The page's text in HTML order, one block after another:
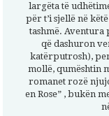
largëta të
për t’i sjellë në
tashmë. Aventura
që dashuron
katërputrosh),
mollë, qumështin
romanet rozë
en Rose” , bukën